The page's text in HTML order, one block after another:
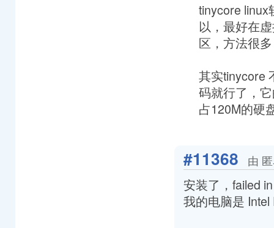
tinycore linux
以，最好在
区，方法很
其实tinycore
码就行了，
占120M的硬
#11368 由
安装了，failed
我的电脑是